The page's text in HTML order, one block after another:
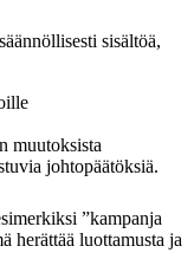
sisältöä,
muutoksista
johtopäätöksiä.
”kampanja
herättää luottamusta ja